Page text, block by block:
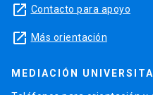
launch Contacto para apoyo
launch Más orientación
MEDIACIÓN